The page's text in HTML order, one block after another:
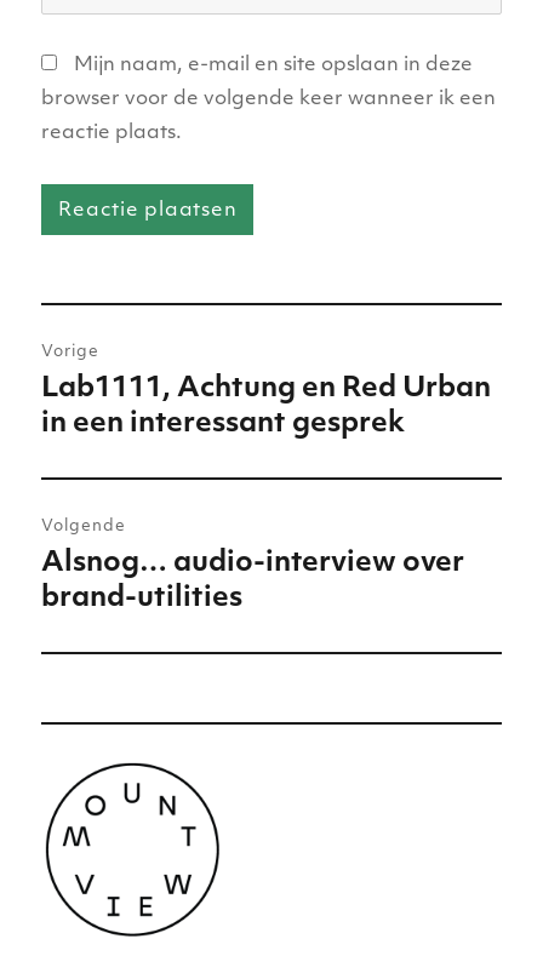
Mijn naam, e-mail en site opslaan in deze
browser voor de volgende keer wanneer ik een
reactie plaats.
navigatie
Vorige
Vorig
bericht:
Lab1111, Achtung en Red Urban
in een interessant gesprek
Volgende
Volgend
bericht:
Alsnog… audio-interview over
brand-utilities